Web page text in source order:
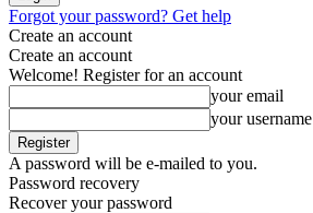
Forgot your password? Get help
Create an account
Create an account
Welcome! Register for an account
your email
your username
A password will be e-mailed to you.
Password recovery
Recover your password